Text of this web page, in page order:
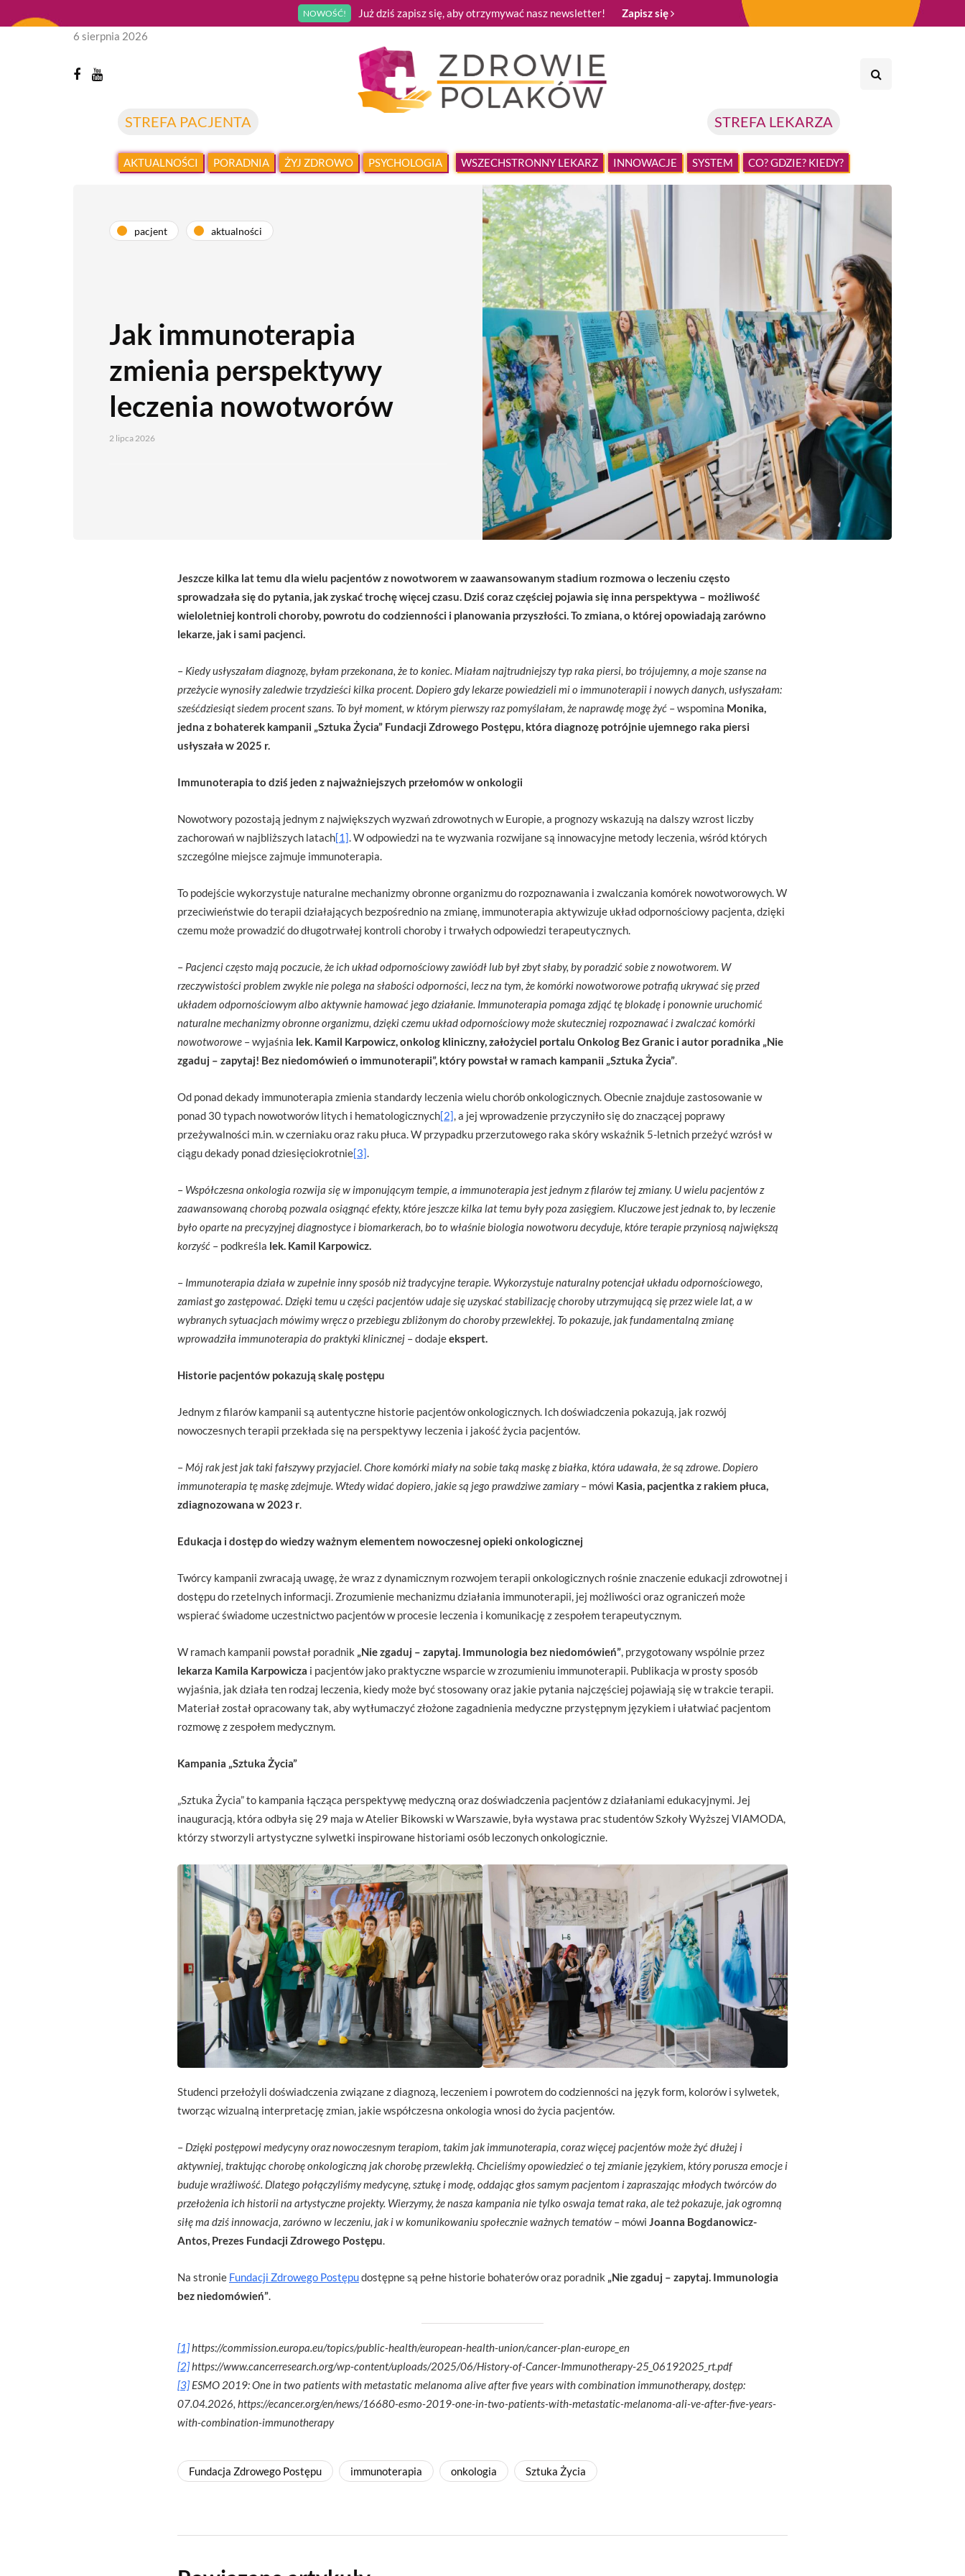
NOWOŚĆ! Już dziś zapisz się, aby otrzymywać nasz newsletter! Zapisz się
STREFA PACJENTA STREFA LEKARZA
6 sierpnia 2026
AKTUALNOŚCI PORADNIA ŻYJ ZDROWO PSYCHOLOGIA WSZECHSTRONNY LEKARZ INNOWACJE SYSTEM CO? GDZIE? KIEDY?
pacjent aktualności
Jak immunoterapia
zmienia perspektywy
leczenia nowotworów
2 lipca 2026
Jeszcze kilka lat temu dla wielu pacjentów z nowotworem w zaawansowanym stadium rozmowa o leczeniu często
sprowadzała się do pytania, jak zyskać trochę więcej czasu. Dziś coraz częściej pojawia się inna perspektywa – możliwość
wieloletniej kontroli choroby, powrotu do codzienności i planowania przyszłości. To zmiana, o której opowiadają zarówno
lekarze, jak i sami pacjenci.
– Kiedy usłyszałam diagnozę, byłam przekonana, że to koniec. Miałam najtrudniejszy typ raka piersi, bo trójujemny, a moje szanse na
przeżycie wynosiły zaledwie trzydzieści kilka procent. Dopiero gdy lekarze powiedzieli mi o immunoterapii i nowych danych, usłyszałam:
sześćdziesiąt siedem procent szans. To był moment, w którym pierwszy raz pomyślałam, że naprawdę mogę żyć – wspomina Monika,
jedna z bohaterek kampanii „Sztuka Życia” Fundacji Zdrowego Postępu, która diagnozę potrójnie ujemnego raka piersi
usłyszała w 2025 r.
Immunoterapia to dziś jeden z najważniejszych przełomów w onkologii
Nowotwory pozostają jednym z największych wyzwań zdrowotnych w Europie, a prognozy wskazują na dalszy wzrost liczby
zachorowań w najbliższych latach[1]. W odpowiedzi na te wyzwania rozwijane są innowacyjne metody leczenia, wśród których
szczególne miejsce zajmuje immunoterapia.
To podejście wykorzystuje naturalne mechanizmy obronne organizmu do rozpoznawania i zwalczania komórek nowotworowych. W
przeciwieństwie do terapii działających bezpośrednio na zmianę, immunoterapia aktywizuje układ odpornościowy pacjenta, dzięki
czemu może prowadzić do długotrwałej kontroli choroby i trwałych odpowiedzi terapeutycznych.
– Pacjenci często mają poczucie, że ich układ odpornościowy zawiódł lub był zbyt słaby, by poradzić sobie z nowotworem. W
rzeczywistości problem zwykle nie polega na słabości odporności, lecz na tym, że komórki nowotworowe potrafią ukrywać się przed
układem odpornościowym albo aktywnie hamować jego działanie. Immunoterapia pomaga zdjąć tę blokadę i ponownie uruchomić
naturalne mechanizmy obronne organizmu, dzięki czemu układ odpornościowy może skuteczniej rozpoznawać i zwalczać komórki
nowotworowe – wyjaśnia lek. Kamil Karpowicz, onkolog kliniczny, założyciel portalu Onkolog Bez Granic i autor poradnika „Nie
zgaduj – zapytaj! Bez niedomówień o immunoterapii”, który powstał w ramach kampanii „Sztuka Życia”.
Od ponad dekady immunoterapia zmienia standardy leczenia wielu chorób onkologicznych. Obecnie znajduje zastosowanie w
ponad 30 typach nowotworów litych i hematologicznych[2], a jej wprowadzenie przyczyniło się do znaczącej poprawy
przeżywalności m.in. w czerniaku oraz raku płuca. W przypadku przerzutowego raka skóry wskaźnik 5-letnich przeżyć wzrósł w
ciągu dekady ponad dziesięciokrotnie[3].
– Współczesna onkologia rozwija się w imponującym tempie, a immunoterapia jest jednym z filarów tej zmiany. U wielu pacjentów z
zaawansowaną chorobą pozwala osiągnąć efekty, które jeszcze kilka lat temu były poza zasięgiem. Kluczowe jest jednak to, by leczenie
było oparte na precyzyjnej diagnostyce i biomarkerach, bo to właśnie biologia nowotworu decyduje, które terapie przyniosą największą
korzyść – podkreśla lek. Kamil Karpowicz.
– Immunoterapia działa w zupełnie inny sposób niż tradycyjne terapie. Wykorzystuje naturalny potencjał układu odpornościowego,
zamiast go zastępować. Dzięki temu u części pacjentów udaje się uzyskać stabilizację choroby utrzymującą się przez wiele lat, a w
wybranych sytuacjach mówimy wręcz o przebiegu zbliżonym do choroby przewlekłej. To pokazuje, jak fundamentalną zmianę
wprowadziła immunoterapia do praktyki klinicznej – dodajeekspert.
Historie pacjentów pokazują skalę postępu
Jednym z filarów kampanii są autentyczne historie pacjentów onkologicznych. Ich doświadczenia pokazują, jak rozwój
nowoczesnych terapii przekłada się na perspektywy leczenia i jakość życia pacjentów.
– Mój rak jest jak taki fałszywy przyjaciel. Chore komórki miały na sobie taką maskę z białka, która udawała, że są zdrowe. Dopiero
immunoterapia tę maskę zdejmuje. Wtedy widać dopiero, jakie są jego prawdziwe zamiary– mówi Kasia, pacjentka z rakiem płuca,
zdiagnozowana w 2023 r.
Edukacja i dostęp do wiedzy ważnym elementem nowoczesnej opieki onkologicznej
Twórcy kampanii zwracają uwagę, że wraz z dynamicznym rozwojem terapii onkologicznych rośnie znaczenie edukacji zdrowotnej i
dostępu do rzetelnych informacji. Zrozumienie mechanizmu działania immunoterapii, jej możliwości oraz ograniczeń może
wspierać świadome uczestnictwo pacjentów w procesie leczenia i komunikację z zespołem terapeutycznym.
W ramach kampanii powstał poradnik „Nie zgaduj – zapytaj. Immunologia bez niedomówień”, przygotowany wspólnie przez
lekarza Kamila Karpowicza i pacjentów jako praktyczne wsparcie w zrozumieniu immunoterapii. Publikacja w prosty sposób
wyjaśnia, jak działa ten rodzaj leczenia, kiedy może być stosowany oraz jakie pytania najczęściej pojawiają się w trakcie terapii.
Materiał został opracowany tak, aby wytłumaczyć złożone zagadnienia medyczne przystępnym językiem i ułatwiać pacjentom
rozmowę z zespołem medycznym.
Kampania „Sztuka Życia”
„Sztuka Życia” to kampania łącząca perspektywę medyczną oraz doświadczenia pacjentów z działaniami edukacyjnymi. Jej
inauguracją, która odbyła się 29 maja w Atelier Bikowski w Warszawie, była wystawa prac studentów Szkoły Wyższej VIAMODA,
którzy stworzyli artystyczne sylwetki inspirowane historiami osób leczonych onkologicznie.
Studenci przełożyli doświadczenia związane z diagnozą, leczeniem i powrotem do codzienności na język form, kolorów i sylwetek,
tworząc wizualną interpretację zmian, jakie współczesna onkologia wnosi do życia pacjentów.
– Dzięki postępowi medycyny oraz nowoczesnym terapiom, takim jak immunoterapia, coraz więcej pacjentów może żyć dłużej i
aktywniej, traktując chorobę onkologiczną jak chorobę przewlekłą. Chcieliśmy opowiedzieć o tej zmianie językiem, który porusza emocje i
buduje wrażliwość. Dlatego połączyliśmy medycynę, sztukę i modę, oddając głos samym pacjentom i zapraszając młodych twórców do
przełożenia ich historii na artystyczne projekty. Wierzymy, że nasza kampania nie tylko oswaja temat raka, ale też pokazuje, jak ogromną
siłę ma dziś innowacja, zarówno w leczeniu, jak i w komunikowaniu społecznie ważnych tematów – mówi Joanna Bogdanowicz-
Antos, Prezes Fundacji Zdrowego Postępu.
Na stronie Fundacji Zdrowego Postępudostępne są pełne historie bohaterów oraz poradnik „Nie zgaduj – zapytaj. Immunologia
bez niedomówień”.
[1]https://commission.europa.eu/topics/public-health/european-health-union/cancer-plan-europe_en
[2]https://www.cancerresearch.org/wp-content/uploads/2025/06/History-of-Cancer-Immunotherapy-25_06192025_rt.pdf
[3] ESMO 2019: One in two patients with metastatic melanoma alive after five years with combination immunotherapy, dostęp:
07.04.2026, https://ecancer.org/en/news/16680-esmo-2019-one-in-two-patients-with-metastatic-melanoma-ali-ve-after-five-years-
with-combination-immunotherapy
Fundacja Zdrowego Postępu immunoterapia onkologia Sztuka Życia